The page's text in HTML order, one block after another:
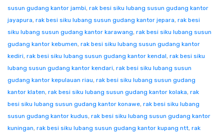
susun gudang kantor jambi, rak besi siku lubang susun gudang kantor
jayapura, rak besi siku lubang susun gudang kantor jepara, rak besi
siku lubang susun gudang kantor karawang, rak besi siku lubang susun
gudang kantor kebumen, rak besi siku lubang susun gudang kantor
kediri, rak besi siku lubang susun gudang kantor kendal, rak besi siku
lubang susun gudang kantor kendari, rak besi siku lubang susun
gudang kantor kepulauan riau, rak besi siku lubang susun gudang
kantor klaten, rak besi siku lubang susun gudang kantor kolaka, rak
besi siku lubang susun gudang kantor konawe, rak besi siku lubang
susun gudang kantor kudus, rak besi siku lubang susun gudang kantor
kuningan, rak besi siku lubang susun gudang kantor kupang ntt, rak